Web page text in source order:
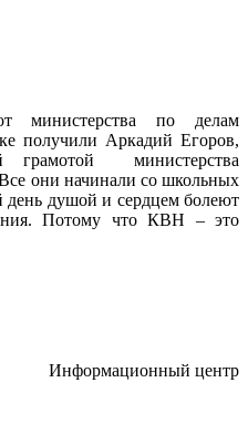
министерства по делам
получили Аркадий Егоров,
грамотой министерства
они начинали со школьных
душой и сердцем болеют
Потому что КВН – это
Информационный центр